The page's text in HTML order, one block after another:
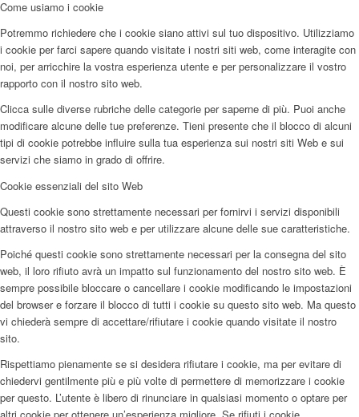
Come usiamo i cookie
Potremmo richiedere che i cookie siano attivi sul tuo dispositivo. Utilizziamo
i cookie per farci sapere quando visitate i nostri siti web, come interagite con
noi, per arricchire la vostra esperienza utente e per personalizzare il vostro
rapporto con il nostro sito web.
Clicca sulle diverse rubriche delle categorie per saperne di più. Puoi anche
modificare alcune delle tue preferenze. Tieni presente che il blocco di alcuni
tipi di cookie potrebbe influire sulla tua esperienza sui nostri siti Web e sui
servizi che siamo in grado di offrire.
Cookie essenziali del sito Web
Questi cookie sono strettamente necessari per fornirvi i servizi disponibili
attraverso il nostro sito web e per utilizzare alcune delle sue caratteristiche.
Poiché questi cookie sono strettamente necessari per la consegna del sito
web, il loro rifiuto avrà un impatto sul funzionamento del nostro sito web. È
sempre possibile bloccare o cancellare i cookie modificando le impostazioni
del browser e forzare il blocco di tutti i cookie su questo sito web. Ma questo
vi chiederà sempre di accettare/rifiutare i cookie quando visitate il nostro
sito.
Rispettiamo pienamente se si desidera rifiutare i cookie, ma per evitare di
chiedervi gentilmente più e più volte di permettere di memorizzare i cookie
per questo. L’utente è libero di rinunciare in qualsiasi momento o optare per
altri cookie per ottenere un’esperienza migliore. Se rifiuti i cookie,